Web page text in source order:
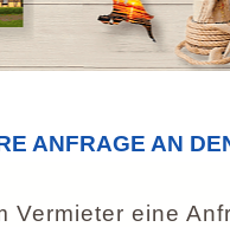
ANFRAGE AN
Vermieter eine